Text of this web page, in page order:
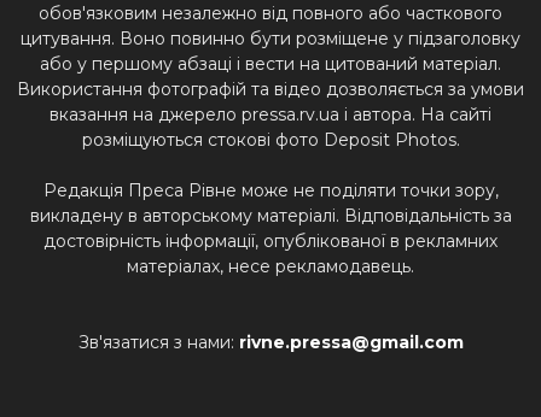
обов'язковим незалежно від повного або часткового
цитування. Воно повинно бути розміщене у підзаголовку
або у першому абзаці і вести на цитований матеріал.
Використання фотографій та відео дозволяється за умови
вказання на джерело pressa.rv.ua і автора. На сайті
розміщуються стокові фото Deposit Photos.
Редакція Преса Рівне може не поділяти точки зору,
викладену в авторському матеріалі. Відповідальність за
достовірність інформації, опублікованої в рекламних
матеріалах, несе рекламодавець.
Зв'язатися з нами: rivne.pressa@gmail.com